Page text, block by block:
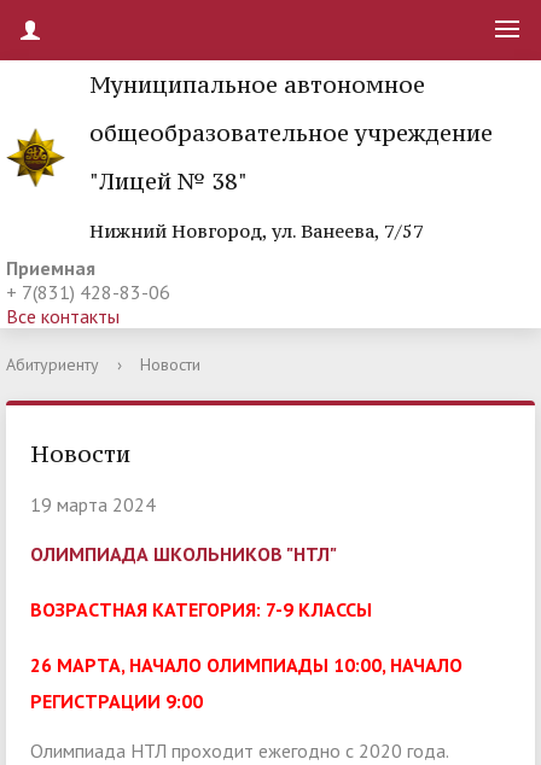
Муниципальное автономное
общеобразовательное учреждение
"Лицей № 38"
Нижний Новгород, ул. Ванеева, 7/57
Приемная
+ 7(831) 428-83-06
Все контакты
Абитуриенту › Новости
Новости
19 марта 2024
ОЛИМПИАДА ШКОЛЬНИКОВ "НТЛ"
ВОЗРАСТНАЯ КАТЕГОРИЯ: 7-9 КЛАССЫ
26 МАРТА, НАЧАЛО ОЛИМПИАДЫ 10:00, НАЧАЛО
РЕГИСТРАЦИИ 9:00
Олимпиада НТЛ проходит ежегодно с 2020 года.